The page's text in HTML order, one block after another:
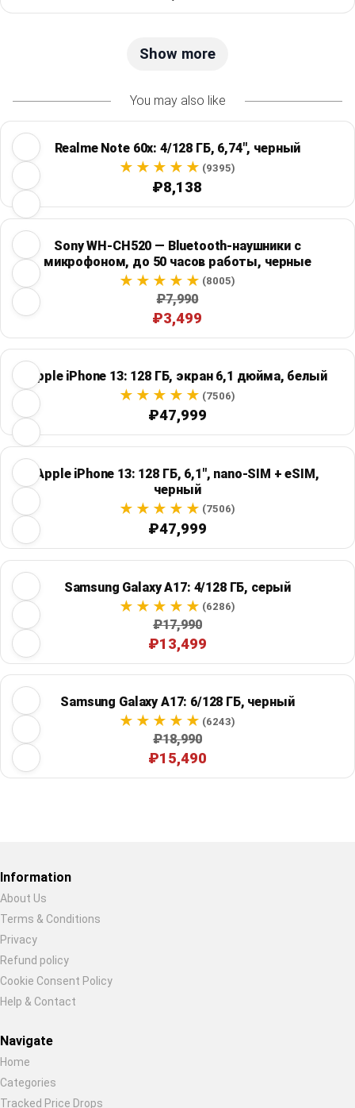
Show more
You may also like
Realme Note 60x: 4/128 ГБ, 6,74", черный
(9395)
₽8,138
Sony WH-CH520 — Bluetooth-наушники с
микрофоном, до 50 часов работы, черные
(8005)
₽7,990
₽3,499
Apple iPhone 13: 128 ГБ, экран 6,1 дюйма, белый
(7506)
₽47,999
Apple iPhone 13: 128 ГБ, 6,1", nano-SIM + eSIM,
черный
(7506)
₽47,999
Samsung Galaxy A17: 4/128 ГБ, серый
(6286)
₽17,990
₽13,499
Samsung Galaxy A17: 6/128 ГБ, черный
(6243)
₽18,990
₽15,490
Information
About Us
Terms & Conditions
Privacy
Refund policy
Cookie Consent Policy
Help & Contact
Navigate
Home
Categories
Tracked Price Drops